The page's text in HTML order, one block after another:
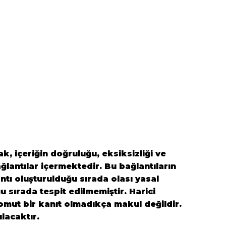
içeriğin doğruluğu, eksiksizliği ve
içermektedir. Bu bağlantıların
oluşturulduğu sırada olası yasal
sırada tespit edilmemiştir. Harici
bir kanıt olmadıkça makul değildir.